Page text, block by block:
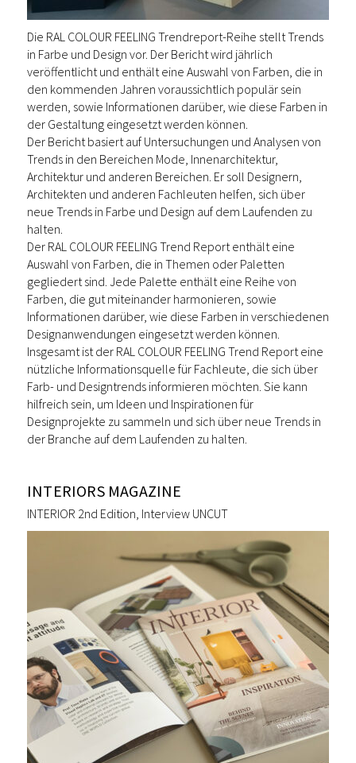
Die RAL COLOUR FEELING Trendreport-Reihe stellt Trends
in Farbe und Design vor. Der Bericht wird jährlich
veröffentlicht und enthält eine Auswahl von Farben, die in
den kommenden Jahren voraussichtlich populär sein
werden, sowie Informationen darüber, wie diese Farben in
der Gestaltung eingesetzt werden können.
Der Bericht basiert auf Untersuchungen und Analysen von
Trends in den Bereichen Mode, Innenarchitektur,
Architektur und anderen Bereichen. Er soll Designern,
Architekten und anderen Fachleuten helfen, sich über
neue Trends in Farbe und Design auf dem Laufenden zu
halten.
Der RAL COLOUR FEELING Trend Report enthält eine
Auswahl von Farben, die in Themen oder Paletten
gegliedert sind. Jede Palette enthält eine Reihe von
Farben, die gut miteinander harmonieren, sowie
Informationen darüber, wie diese Farben in verschiedenen
Designanwendungen eingesetzt werden können.
Insgesamt ist der RAL COLOUR FEELING Trend Report eine
nützliche Informationsquelle für Fachleute, die sich über
Farb- und Designtrends informieren möchten. Sie kann
hilfreich sein, um Ideen und Inspirationen für
Designprojekte zu sammeln und sich über neue Trends in
der Branche auf dem Laufenden zu halten.
INTERIORS MAGAZINE
INTERIOR 2nd Edition, Interview UNCUT